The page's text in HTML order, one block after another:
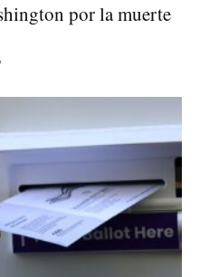
por la muerte